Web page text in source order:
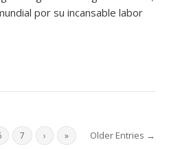
por su incansable labor
7 › » Older Entries →